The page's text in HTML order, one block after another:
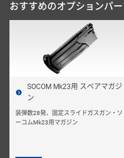
おすすめのオプションパ
SOCOM Mk23用 スペアマガジ
ン
装弾数28発、固定スライドガスガン・ソ
ーコムMk23用マガジン